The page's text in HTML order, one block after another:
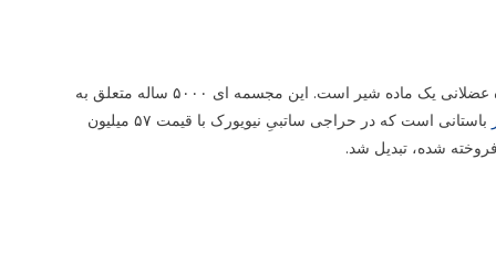
اثری به نام «ماده شیر گونل» متعلق به ۳۰۰۰ سال قبل از میلاد مسیح، انسان واره عضلانی یک ماده شیر است. این مجسمه ای ۵۰۰۰ ساله متعلق به
باستانی است که در حراجی ساتبیِ نیویورک با قیمت ۵۷ میلیون
شده، تبدیل شد.